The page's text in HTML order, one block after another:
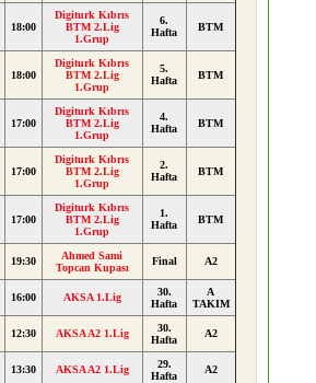
18:00
Digiturk Kıbrıs
BTM 2.Lig
1.Grup
6.
Hafta
BTM
18:00
Digiturk Kıbrıs
BTM 2.Lig
1.Grup
5.
Hafta
BTM
17:00
Digiturk Kıbrıs
BTM 2.Lig
1.Grup
4.
Hafta
BTM
17:00
Digiturk Kıbrıs
BTM 2.Lig
1.Grup
2.
Hafta
BTM
17:00
Digiturk Kıbrıs
BTM 2.Lig
1.Grup
1.
Hafta
BTM
19:30
Ahmed Sami
Topcan Kupası
Final A2
16:00 AKSA 1.Lig
30.
Hafta
A
TAKIM
12:30 AKSA A2 1.Lig
30.
Hafta
A2
13:30 AKSA A2 1.Lig
29.
Hafta
A2